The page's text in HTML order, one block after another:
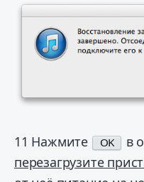
11 Нажмите OK
в
перезагрузите